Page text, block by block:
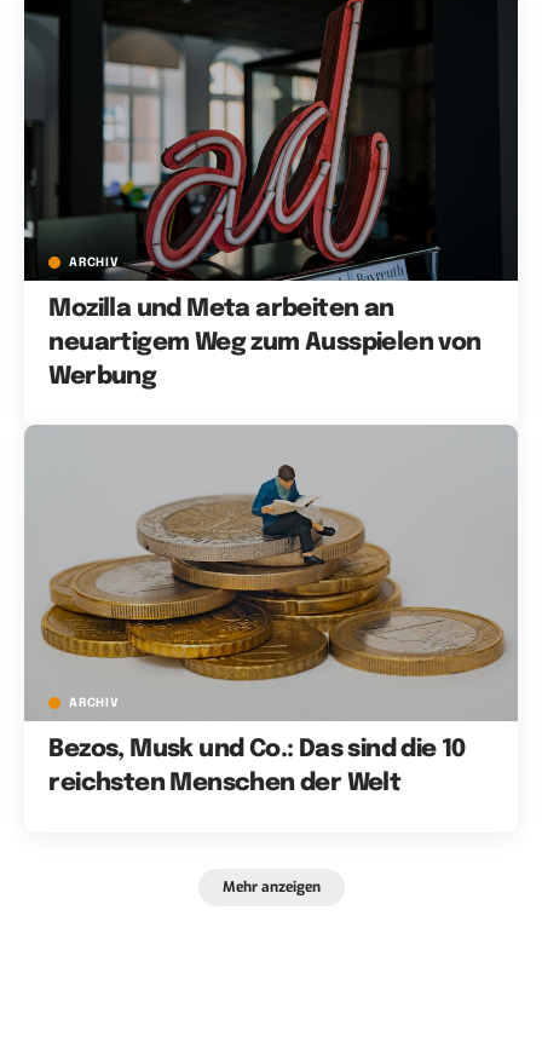
ARCHIV
Mozilla und Meta arbeiten an
neuartigem Weg zum Ausspielen von
Werbung
ARCHIV
Bezos, Musk und Co.: Das sind die 10
reichsten Menschen der Welt
Mehr anzeigen